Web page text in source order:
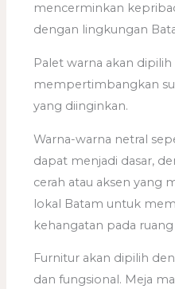
mencerminkan
dengan lingkungan
Palet warna akan
mempertimbangkan
yang diinginkan.
Warna-warna netral
dapat menjadi dasar,
cerah atau aksen yang
lokal Batam untuk
kehangatan pada
Furnitur akan dipilih
dan fungsional. Meja